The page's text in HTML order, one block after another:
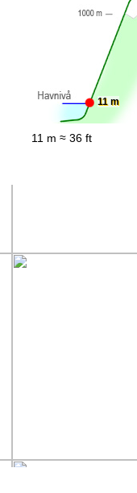
11 m
11 m ≈ 36 ft